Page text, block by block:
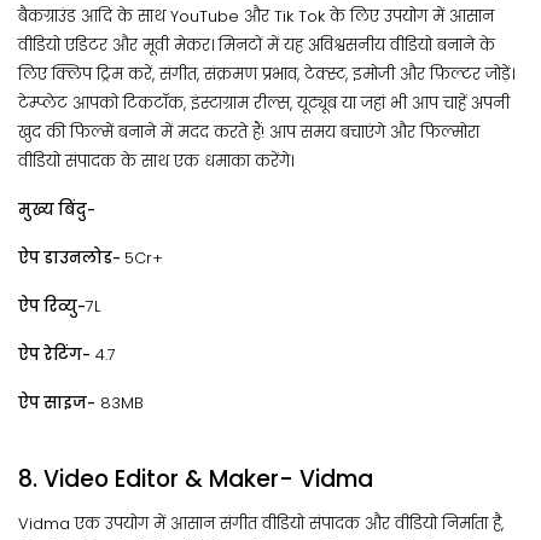
बैकग्राउंड आदि के साथ YouTube और Tik Tok के लिए उपयोग में आसान
वीडियो एडिटर और मूवी मेकर। मिनटों में यह अविश्वसनीय वीडियो बनाने के
लिए क्लिप ट्रिम करें, संगीत, संक्रमण प्रभाव, टेक्स्ट, इमोजी और फ़िल्टर जोड़ें।
टेम्प्लेट आपको टिकटॉक, इंस्टाग्राम रील्स, यूट्यूब या जहां भी आप चाहें अपनी
खुद की फिल्में बनाने में मदद करते हैं! आप समय बचाएंगे और फिल्मोरा
वीडियो संपादक के साथ एक धमाका करेंगे।
मुख्य बिंदु-
ऐप डाउनलोड- 5Cr+
ऐप रिव्यु-7L
ऐप रेटिंग- 4.7
ऐप साइज- 83MB
8. Video Editor & Maker- Vidma
Vidma एक उपयोग में आसान संगीत वीडियो संपादक और वीडियो निर्माता है,